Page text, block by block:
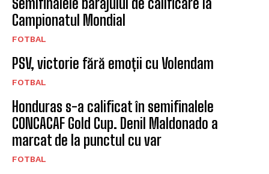
Semifinalele barajului de calificare la
Campionatul Mondial
FOTBAL
PSV, victorie fără emoții cu Volendam
FOTBAL
Honduras s-a calificat în semifinalele
CONCACAF Gold Cup. Denil Maldonado a
marcat de la punctul cu var
FOTBAL